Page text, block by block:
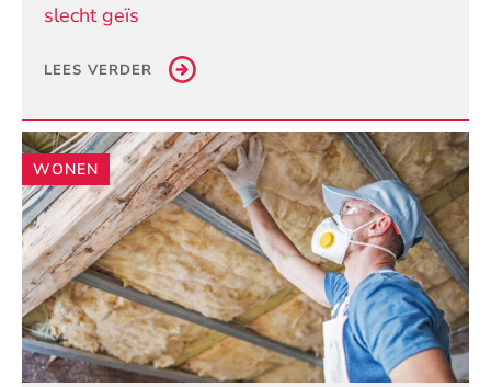
slecht geïs
LEES VERDER
WONEN